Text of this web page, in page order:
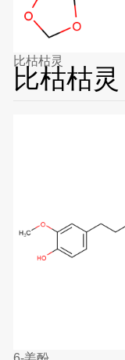
比枯枯灵
比枯枯灵